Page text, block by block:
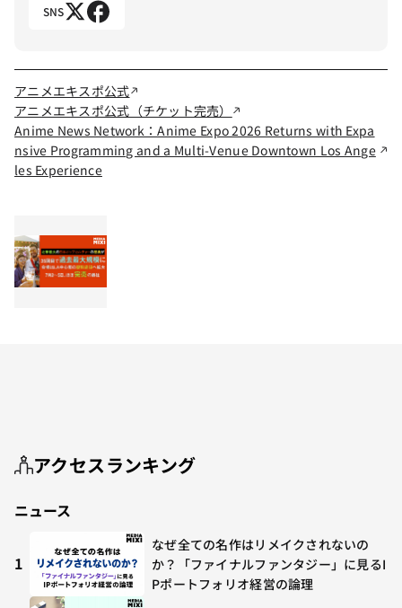
SNS
アニメエキスポ公式
アニメエキスポ公式（チケット完売）
Anime News Network：Anime Expo 2026 Returns with Expa
nsive Programming and a Multi-Venue Downtown Los Ange
les Experience
アクセスランキング
ニュース
1
なぜ全ての名作はリメイクされないの
か？「ファイナルファンタジー」に見るI
Pポートフォリオ経営の論理